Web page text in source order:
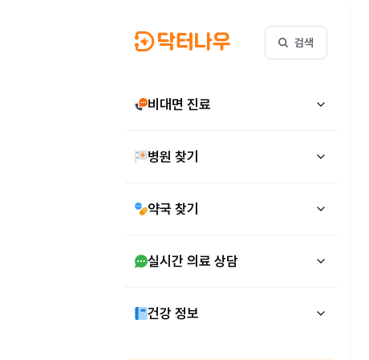
검색
비대면 진료
병원 찾기
약국 찾기
실시간 의료 상담
건강 정보